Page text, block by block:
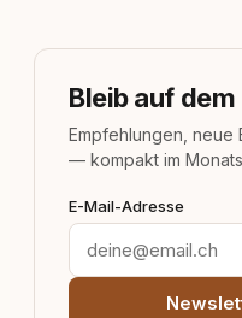
Bleib auf
Empfehlungen, neue
— kompakt im
E-Mail-Adresse